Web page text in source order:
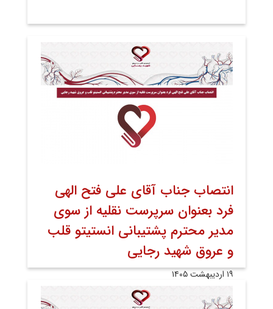
انتصاب جناب آقای علی فتح الهی
فرد بعنوان سرپرست نقلیه از سوی
مدیر محترم پشتیبانی انستیتو قلب
و عروق شهید رجایی
۱۹ اردیبهشت ۱۴۰۵